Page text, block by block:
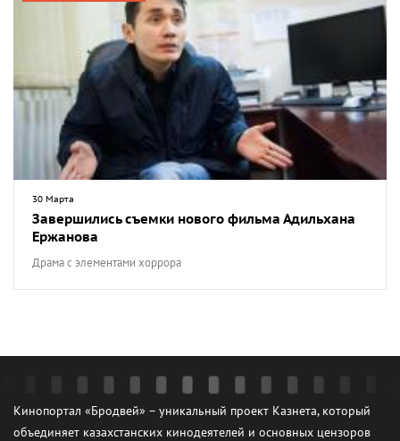
30 Марта
Завершились съемки нового фильма Адильхана
Ержанова
Драма с элементами хоррора
Кинопортал «Бродвей» – уникальный проект Казнета, который
объединяет казахстанских кинодеятелей и основных цензоров